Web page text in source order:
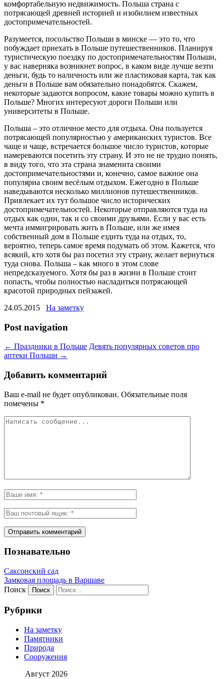
комфортабельную недвижимость. Польша страна с
потрясающей древней историей и изобилием известных
достопримечательностей.
Разумеется, посольство Польши в минске — это то, что
побуждает приехать в Польше путешественников. Планируя
туристическую поездку по достопримечательностям Польши,
у вас наверняка возникнет вопрос, в каком виде лучше везти
деньги, будь то наличность или же пластиковая карта, так как
деньги в Польше вам обязательно понадобятся. Скажем,
некоторые задаются вопросом, какие товары можно купить в
Польше? Многих интересуют дороги Польши или
университеты в Польше.
Польша – это отличное место для отдыха. Она пользуется
потрясающей популярностью у американских туристов. Все
чаще и чаще, встречается большое число туристов, которые
намереваются посетить эту страну. И это не не трудно понять,
в виду того, что эта страна знаменита своими
достопримечательностями и, конечно, самое важное она
популярна своим весёлым отдыхом. Ежегодно в Польше
наведываются несколько миллионов путешественников.
Привлекает их тут большое число исторических
достопримечательностей. Некоторые отправляются туда на
отдых как одни, так и со своими друзьями. Если у вас есть
мечта иммигрировать жить в Польше, или же имея
собственный дом в Польше ездить туда на отдых, то,
вероятно, теперь самое время подумать об этом. Кажется, что
всякий, кто хотя бы раз посетил эту страну, желает вернуться
туда снова. Польша – как много в этом слове
непредсказуемого. Хотя бы раз в жизни в Польше стоит
попасть, чтобы полностью насладиться потрясающей
красотой природных пейзажей.
24.05.2015 На заметку
Post navigation
← Праздники в Польше Девять популярных советов про
аптеки Польши →
Добавить комментарий
Ваш e-mail не будет опубликован. Обязательные поля
помечены *
Познавательно
Саксонский сад
Замковая площадь в Варшаве
Поиск
Рубрики
На заметку
Памятники
Природа
Сооружения
Август 2026